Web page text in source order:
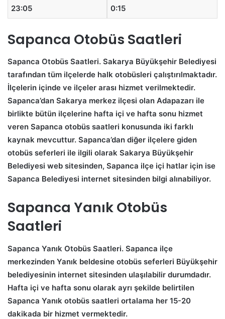
23:05 0:15
Sapanca Otobüs Saatleri
Sapanca Otobüs Saatleri. Sakarya Büyükşehir Belediyesi
tarafından tüm ilçelerde halk otobüsleri çalıştırılmaktadır.
İlçelerin içinde ve ilçeler arası hizmet verilmektedir.
Sapanca’dan Sakarya merkez ilçesi olan Adapazarı ile
birlikte bütün ilçelerine hafta içi ve hafta sonu hizmet
veren Sapanca otobüs saatleri konusunda iki farklı
kaynak mevcuttur. Sapanca’dan diğer ilçelere giden
otobüs seferleri ile ilgili olarak Sakarya Büyükşehir
Belediyesi web sitesinden, Sapanca ilçe içi hatlar için ise
Sapanca Belediyesi internet sitesinden bilgi alınabiliyor.
Sapanca Yanık Otobüs
Saatleri
Sapanca Yanık Otobüs Saatleri. Sapanca ilçe
merkezinden Yanık beldesine otobüs seferleri Büyükşehir
belediyesinin internet sitesinden ulaşılabilir durumdadır.
Hafta içi ve hafta sonu olarak ayrı şekilde belirtilen
Sapanca Yanık otobüs saatleri ortalama her 15-20
dakikada bir hizmet vermektedir.